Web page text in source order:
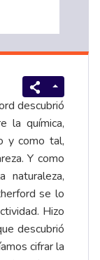
descubrió
la química,
y como tal,
Y como
naturaleza,
se lo
Hizo
descubrió
cifrar la